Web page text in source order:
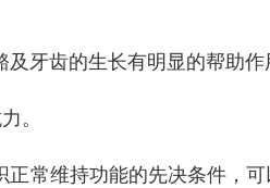
牙齿的生长有明显的帮助作
。
常维持功能的先决条件，